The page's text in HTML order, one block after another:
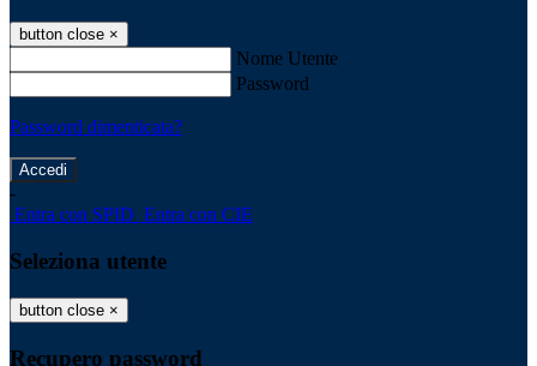
button close ×
Nome Utente
Password
Password dimenticata?
-
Entra con SPID Entra con CIE
Seleziona utente
button close ×
Recupero password